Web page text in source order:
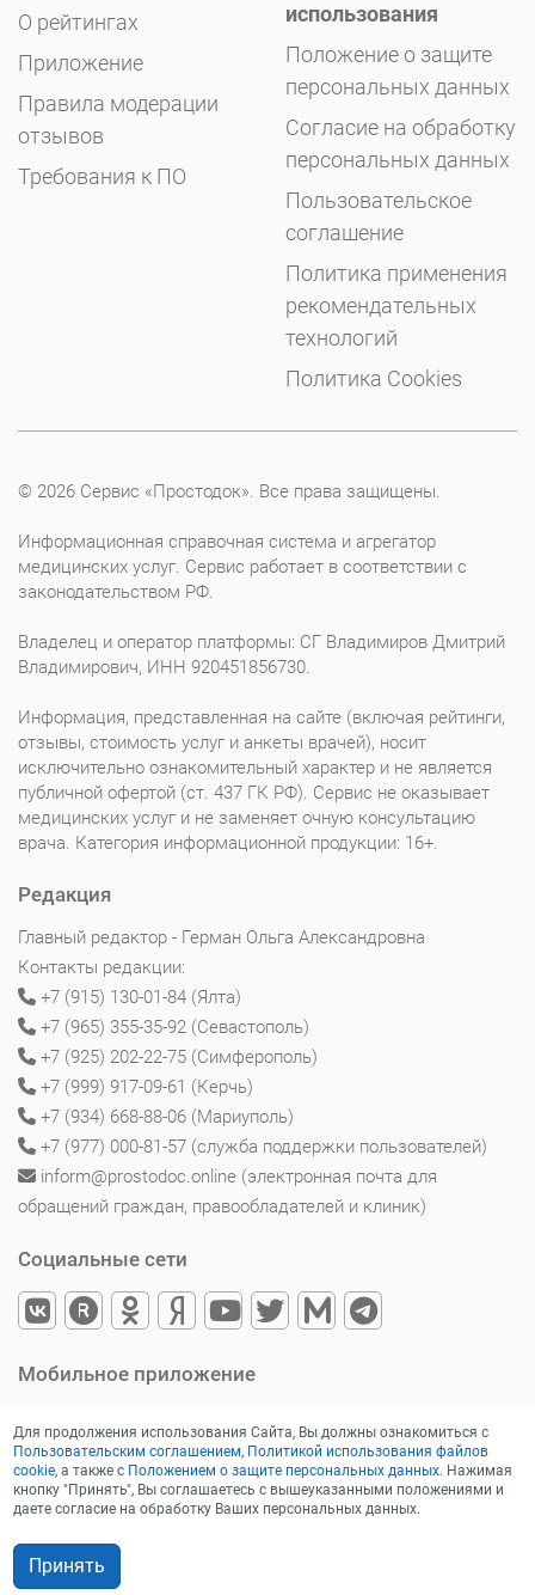
О рейтингах
Приложение
Правила модерации
отзывов
Требования к ПО
использования
Положение о защите
персональных данных
Согласие на обработку
персональных данных
Пользовательское
соглашение
Политика применения
рекомендательных
технологий
Политика Cookies
© 2026 Сервис «Простодок». Все права защищены.
Информационная справочная система и агрегатор
медицинских услуг. Сервис работает в соответствии с
законодательством РФ.
Владелец и оператор платформы: СГ Владимиров Дмитрий
Владимирович, ИНН 920451856730.
Информация, представленная на сайте (включая рейтинги,
отзывы, стоимость услуг и анкеты врачей), носит
исключительно ознакомительный характер и не является
публичной офертой (ст. 437 ГК РФ). Сервис не оказывает
медицинских услуг и не заменяет очную консультацию
врача. Категория информационной продукции: 16+.
Редакция
Главный редактор - Герман Ольга Александровна
Контакты редакции:
+7 (915) 130-01-84 (Ялта)
+7 (965) 355-35-92 (Севастополь)
+7 (925) 202-22-75 (Симферополь)
+7 (999) 917-09-61 (Керчь)
+7 (934) 668-88-06 (Мариуполь)
+7 (977) 000-81-57 (служба поддержки пользователей)
inform@prostodoc.online (электронная почта для
обращений граждан, правообладателей и клиник)
Социальные сети
Мобильное приложение
Для продолжения использования Сайта, Вы должны ознакомиться с
Пользовательским соглашением, Политикой использования файлов
cookie, а также с Положением о защите персональных данных. Нажимая
кнопку "Принять", Вы соглашаетесь с вышеуказанными положениями и
даете согласие на обработку Ваших персональных данных.
Принять